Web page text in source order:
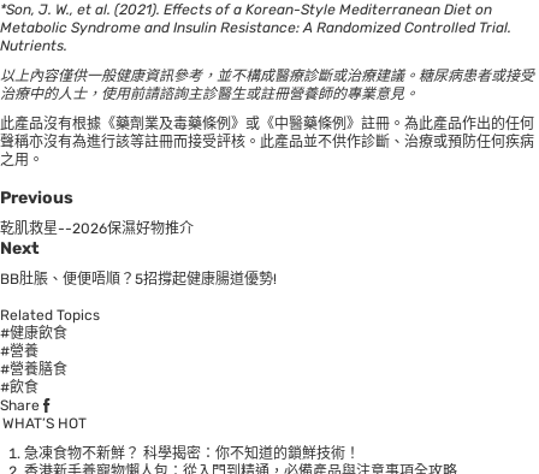
*Son, J. W., et al. (2021). Effects of a Korean-Style Mediterranean Diet on
Metabolic Syndrome and Insulin Resistance: A Randomized Controlled Trial.
Nutrients.
以上內容僅供一般健康資訊參考，並不構成醫療診斷或治療建議。糖尿病患者或接受
治療中的人士，使用前請諮詢主診醫生或註冊營養師的專業意見。
此產品沒有根據《藥劑業及毒藥條例》或《中醫藥條例》註冊。為此產品作出的任何
聲稱亦沒有為進行該等註冊而接受評核。此產品並不供作診斷、治療或預防任何疾病
之用。
Previous
乾肌救星--2026保濕好物推介
Next
BB肚脹、便便唔順？5招撐起健康腸道優勢!
Related Topics
#健康飲食
#營養
#營養膳食
#飲食
Share
WHAT’S HOT
急凍食物不新鮮？ 科學揭密：你不知道的鎖鮮技術！